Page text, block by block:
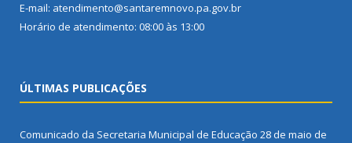
E-mail: atendimento@santaremnovo.pa.gov.br
Horário de atendimento: 08:00 às 13:00
ÚLTIMAS PUBLICAÇÕES
Comunicado da Secretaria Municipal de Educação 28 de maio de